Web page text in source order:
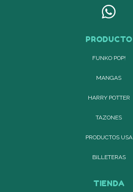
PRODUCTO
FUNKO POP!
MANGAS
HARRY POTTER
TAZONES
PRODUCTOS USA
BILLETERAS
TIENDA